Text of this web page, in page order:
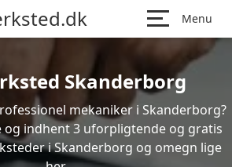
Menu
Skanderborg
mekaniker i Skanderborg?
og indhent 3 uforpligtende og gratis
i Skanderborg og omegn lige